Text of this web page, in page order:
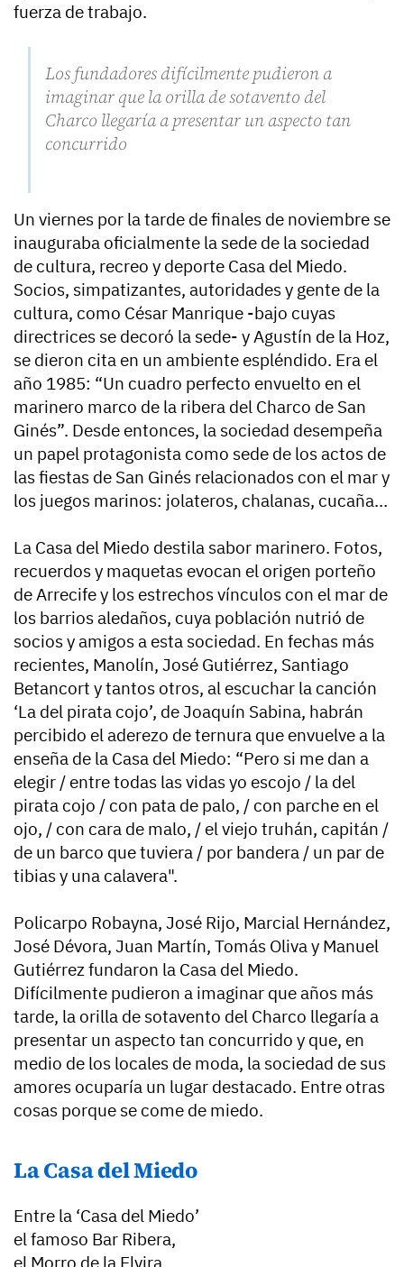
fuerza de trabajo.
Los fundadores difícilmente pudieron a
imaginar que la orilla de sotavento del
Charco llegaría a presentar un aspecto tan
concurrido
Un viernes por la tarde de finales de noviembre se
inauguraba oficialmente la sede de la sociedad
de cultura, recreo y deporte Casa del Miedo.
Socios, simpatizantes, autoridades y gente de la
cultura, como César Manrique -bajo cuyas
directrices se decoró la sede- y Agustín de la Hoz,
se dieron cita en un ambiente espléndido. Era el
año 1985: “Un cuadro perfecto envuelto en el
marinero marco de la ribera del Charco de San
Ginés”. Desde entonces, la sociedad desempeña
un papel protagonista como sede de los actos de
las fiestas de San Ginés relacionados con el mar y
los juegos marinos: jolateros, chalanas, cucaña…
La Casa del Miedo destila sabor marinero. Fotos,
recuerdos y maquetas evocan el origen porteño
de Arrecife y los estrechos vínculos con el mar de
los barrios aledaños, cuya población nutrió de
socios y amigos a esta sociedad. En fechas más
recientes, Manolín, José Gutiérrez, Santiago
Betancort y tantos otros, al escuchar la canción
‘La del pirata cojo’, de Joaquín Sabina, habrán
percibido el aderezo de ternura que envuelve a la
enseña de la Casa del Miedo: “Pero si me dan a
elegir / entre todas las vidas yo escojo / la del
pirata cojo / con pata de palo, / con parche en el
ojo, / con cara de malo, / el viejo truhán, capitán /
de un barco que tuviera / por bandera / un par de
tibias y una calavera".
Policarpo Robayna, José Rijo, Marcial Hernández,
José Dévora, Juan Martín, Tomás Oliva y Manuel
Gutiérrez fundaron la Casa del Miedo.
Difícilmente pudieron a imaginar que años más
tarde, la orilla de sotavento del Charco llegaría a
presentar un aspecto tan concurrido y que, en
medio de los locales de moda, la sociedad de sus
amores ocuparía un lugar destacado. Entre otras
cosas porque se come de miedo.
La Casa del Miedo
Entre la ‘Casa del Miedo’
el famoso Bar Ribera,
el Morro de la Elvira